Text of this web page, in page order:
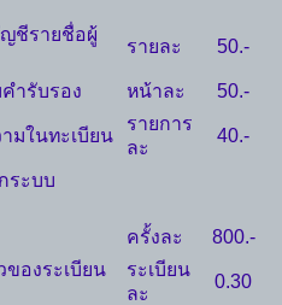
ญชีรายชื่อผู้
รายละ 50.-
ำรับรอง หน้าละ 50.-
มในทะเบียน
รายการ
ละ
40.-
ระบบ
ครั้งละ
800.-
องระเบียน
ระเบียน
ละ
0.30